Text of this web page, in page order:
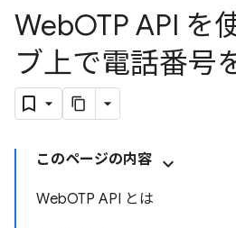
WebOTP API を
ブ上で電話番号
このページの内容
WebOTP API とは